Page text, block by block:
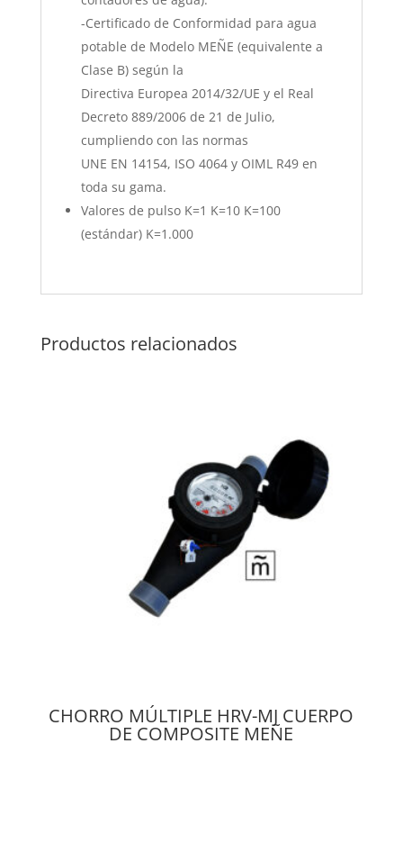
-Certificado de Conformidad para agua
potable de Modelo MEÑE (equivalente a
Clase B) según la
Directiva Europea 2014/32/UE y el Real
Decreto 889/2006 de 21 de Julio,
cumpliendo con las normas
UNE EN 14154, ISO 4064 y OIML R49 en
toda su gama.
Valores de pulso K=1 K=10 K=100
(estándar) K=1.000
Productos relacionados
CHORRO MÚLTIPLE HRV-MJ CUERPO
DE COMPOSITE MEÑE